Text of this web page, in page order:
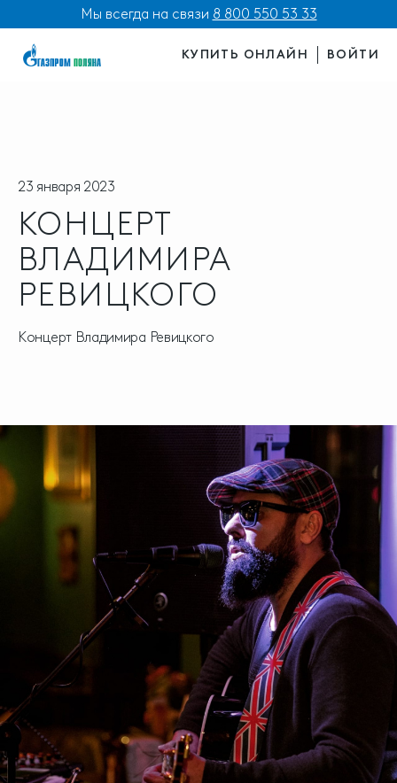
Мы всегда на связи 8 800 550 53 33
КУПИТЬ ОНЛАЙН ВОЙТИ
23 января 2023
КОНЦЕРТ
ВЛАДИМИРА
РЕВИЦКОГО
Концерт Владимира Ревицкого